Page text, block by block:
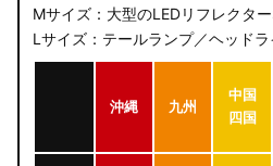
Mサイズ：大型のLEDリフレクタ
Lサイズ：テールランプ／ヘッド
沖縄 九州
中国
四国